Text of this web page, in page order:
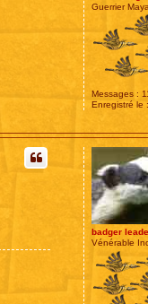
Guerrier Maya
Messages :
Enregistré le :
badger
Vénérable